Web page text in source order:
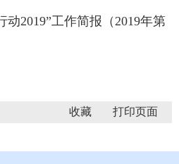
2019”工作简报（2019年第
收藏